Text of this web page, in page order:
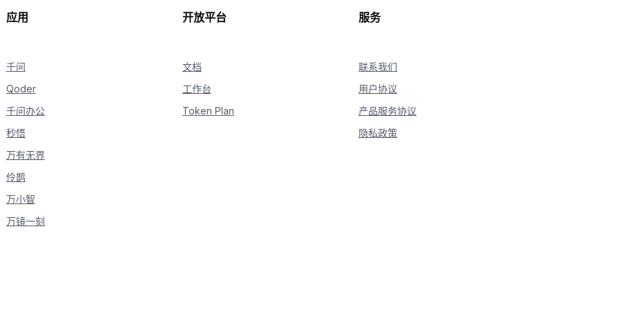
        recognition
get_last_package_delay
应用
千问
Qoder
千问办公
秒悟
万有无界
伶鹊
万小智
万镜一刻
开放平台
文档
工作台
Token Plan
服务
联系我们
用户协议
产品服务协议
隐私政策